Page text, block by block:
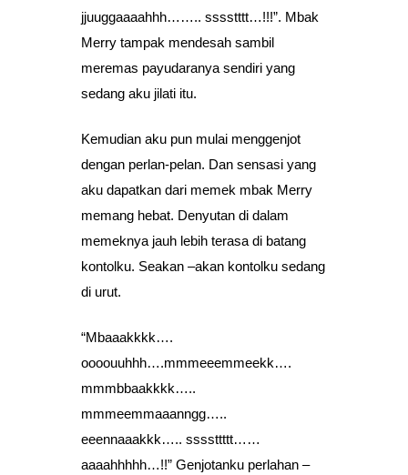
jjuuggaaaahhh…….. sssstttt…!!!”. Mbak
Merry tampak mendesah sambil
meremas payudaranya sendiri yang
sedang aku jilati itu.
Kemudian aku pun mulai menggenjot
dengan perlan-pelan. Dan sensasi yang
aku dapatkan dari memek mbak Merry
memang hebat. Denyutan di dalam
memeknya jauh lebih terasa di batang
kontolku. Seakan –akan kontolku sedang
di urut.
“Mbaaakkkk….
oooouuhhh….mmmeeemmeekk….
mmmbbaakkkk…..
mmmeemmaaanngg…..
eeennaaakkk….. ssssttttt……
aaaahhhhh…!!” Genjotanku perlahan –